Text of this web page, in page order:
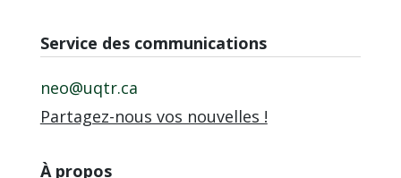
Service des communications
neo@uqtr.ca
Partagez-nous vos nouvelles !
À propos